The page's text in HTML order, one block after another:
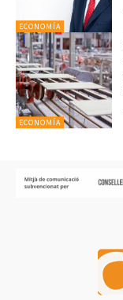
ECONOMÍA
ECONOMÍA